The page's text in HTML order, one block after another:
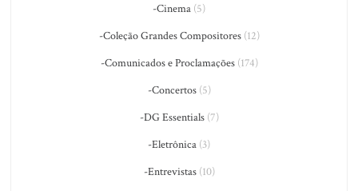
-Cinema (5)
-Coleção Grandes Compositores(12)
-Comunicados e Proclamações(174)
-Concertos(5)
-DG Essentials(7)
-Eletrônica (3)
-Entrevistas(10)